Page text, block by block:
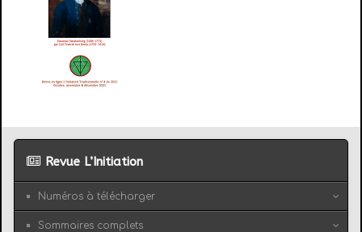
Revue L’Initiation
Numéros à télécharger
Sommaires complets